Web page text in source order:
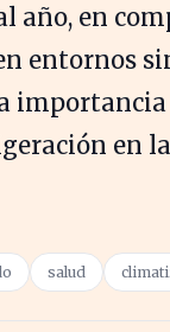
año, en
entornos
importancia
en
salud